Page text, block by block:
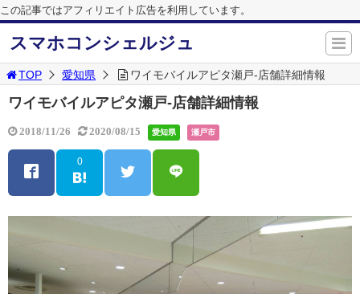
この記事ではアフィリエイト広告を利用しています。
スマホコンシェルジュ
TOP 愛知県 ワイモバイルアピタ瀬戸-店舗詳細情報
ワイモバイルアピタ瀬戸-店舗詳細情報
2018/11/26 2020/08/15 愛知県 瀬戸市
0